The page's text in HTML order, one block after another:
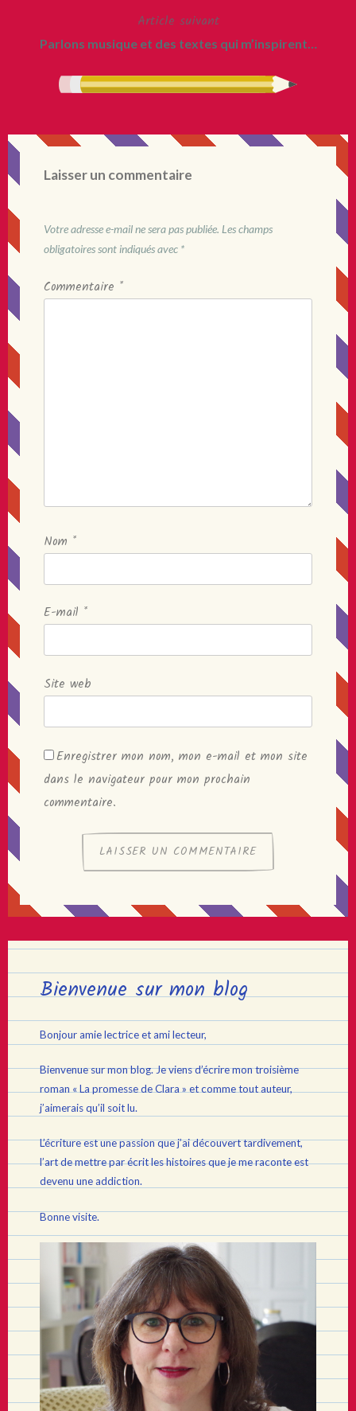
Article suivant
Parlons musique et des textes qui m’inspirent…
Laisser un commentaire
Votre adresse e-mail ne sera pas publiée. Les champs
obligatoires sont indiqués avec *
Commentaire *
Nom *
E-mail *
Site web
Enregistrer mon nom, mon e-mail et mon site
dans le navigateur pour mon prochain
commentaire.
Bienvenue sur mon blog
Bonjour amie lectrice et ami lecteur,
Bienvenue sur mon blog. Je viens d’écrire mon troisième
roman « La promesse de Clara » et comme tout auteur,
j’aimerais qu’il soit lu.
L’écriture est une passion que j’ai découvert tardivement,
l’art de mettre par écrit les histoires que je me raconte est
devenu une addiction.
Bonne visite.